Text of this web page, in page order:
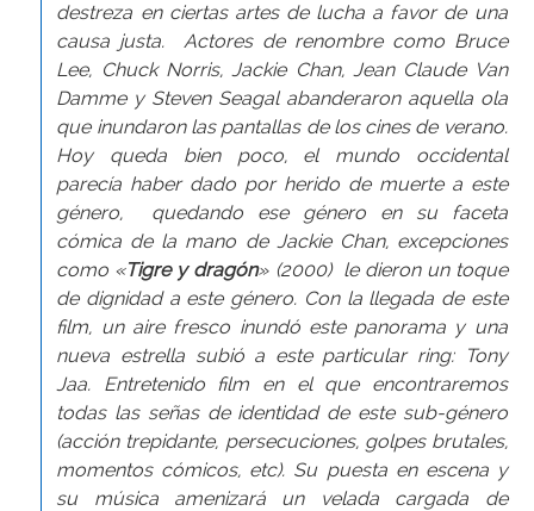
destreza en ciertas artes de lucha a favor de una
causa justa. Actores de renombre como Bruce
Lee, Chuck Norris, Jackie Chan, Jean Claude Van
Damme y Steven Seagal abanderaron aquella ola
que inundaron las pantallas de los cines de verano.
Hoy queda bien poco, el mundo occidental
parecía haber dado por herido de muerte a este
género, quedando ese género en su faceta
cómica de la mano de Jackie Chan, excepciones
como «Tigre y dragón» (2000) le dieron un toque
de dignidad a este género. Con la llegada de este
film, un aire fresco inundó este panorama y una
nueva estrella subió a este particular ring: Tony
Jaa. Entretenido film en el que encontraremos
todas las señas de identidad de este sub-género
(acción trepidante, persecuciones, golpes brutales,
momentos cómicos, etc). Su puesta en escena y
su música amenizará un velada cargada de